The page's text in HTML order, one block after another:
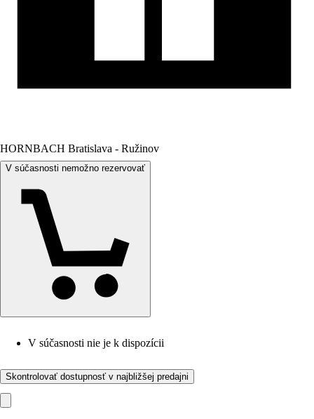
HORNBACH Bratislava - Ružinov
V súčasnosti nemožno rezervovať
V súčasnosti nie je k dispozícii
Skontrolovať dostupnosť v najbližšej predajni